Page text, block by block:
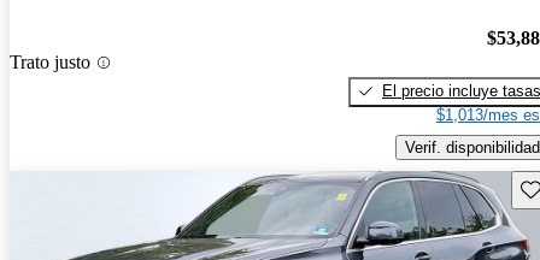
Trato justo
El precio incluye tasas
$1,013/mes
Verif. disponibilidad